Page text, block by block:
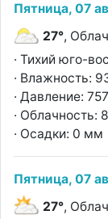
Пятница, 07
27°,
· Тихий юго-
· Влажность:
· Давление:
· Облачность:
· Осадки: 0 мм
Пятница, 07
27°,